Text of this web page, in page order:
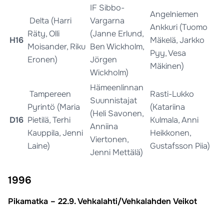
H16
Delta (Harri
Räty, Olli
Moisander, Riku
Eronen)
IF Sibbo-
Vargarna
(Janne Erlund,
Ben Wickholm,
Jörgen
Wickholm)
Angelniemen
Ankkuri (Tuomo
Mäkelä, Jarkko
Pyy, Vesa
Mäkinen)
D16
Tampereen
Pyrintö (Maria
Pietilä, Terhi
Kauppila, Jenni
Laine)
Hämeenlinnan
Suunnistajat
(Heli Savonen,
Anniina
Viertonen,
Jenni Mettälä)
Rasti-Lukko
(Katariina
Kulmala, Anni
Heikkonen,
Gustafsson Piia)
1996
Pikamatka – 22.9. Vehkalahti/Vehkalahden Veikot